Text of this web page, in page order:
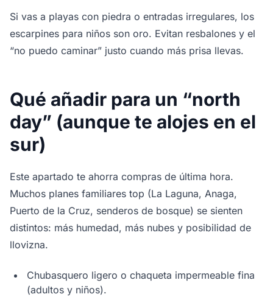
Si vas a playas con piedra o entradas irregulares, los
escarpines para niños son oro. Evitan resbalones y el
“no puedo caminar” justo cuando más prisa llevas.
Qué añadir para un “north
day” (aunque te alojes en el
sur)
Este apartado te ahorra compras de última hora.
Muchos planes familiares top (La Laguna, Anaga,
Puerto de la Cruz, senderos de bosque) se sienten
distintos: más humedad, más nubes y posibilidad de
llovizna.
Chubasquero ligero o chaqueta impermeable fina
(adultos y niños).